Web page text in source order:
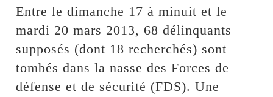
Entre le dimanche 17 à minuit et le
mardi 20 mars 2013, 68 délinquants
supposés (dont 18 recherchés) sont
tombés dans la nasse des Forces de
défense et de sécurité (FDS). Une